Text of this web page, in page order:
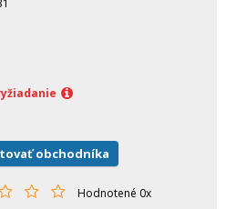
obchodníka
Hodnotené 0x